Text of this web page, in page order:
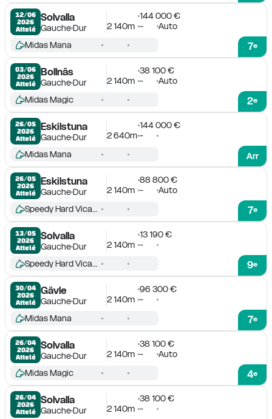
12/06
2026
Attelé
Solvalla
GaucheDur
144 000 €
2 140m - Auto
7e
Midas Mana
03/06
2026
Attelé
Bollnäs
GaucheDur
38 100 €
2 140m - Auto
2e
Midas Magic
26/05
2026
Attelé
Eskilstuna
GaucheDur
144 000 €
2 640m -
Arr
Midas Mana
26/05
2026
Attelé
Eskilstuna
GaucheDur
88 800 €
2 140m - Auto
7e
Speedy Hard Vicane
13/05
2026
Attelé
Solvalla
GaucheDur
13 190 €
2 140m -
9e
Speedy Hard Vicane
30/04
2026
Attelé
Gävle
GaucheDur
96 300 €
2 140m -
7e
Midas Mana
26/04
2026
Attelé
Solvalla
GaucheDur
38 100 €
2 140m - Auto
4e
Midas Magic
26/04
2026
Attelé
Solvalla
GaucheDur
38 100 €
2 140m -